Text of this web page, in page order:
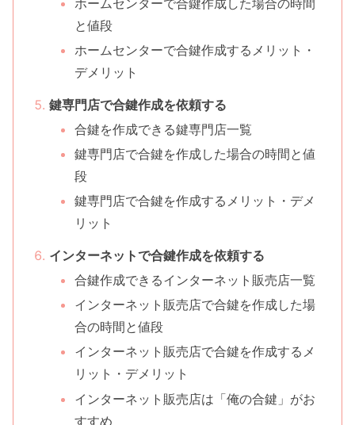
と値段
ホームセンターで合鍵作成するメリット・
デメリット
鍵専門店で合鍵作成を依頼する
合鍵を作成できる鍵専門店一覧
鍵専門店で合鍵を作成した場合の時間と値
段
鍵専門店で合鍵を作成するメリット・デメ
リット
インターネットで合鍵作成を依頼する
合鍵作成できるインターネット販売店一覧
インターネット販売店で合鍵を作成した場
合の時間と値段
インターネット販売店で合鍵を作成するメ
リット・デメリット
インターネット販売店は「俺の合鍵」がお
すすめ